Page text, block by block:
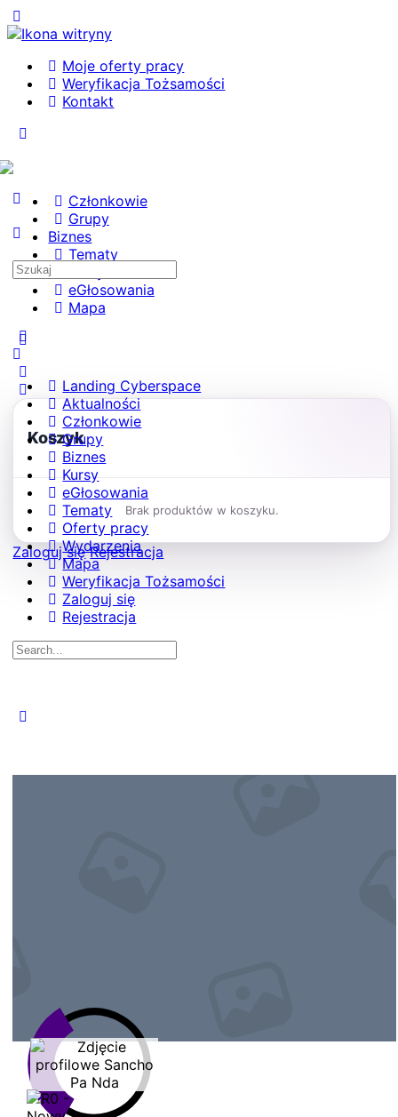
Side
Moje oferty pracy
Weryfikacja Tożsamości
Kontakt
Członkowie
Grupy
Biznes
Tematy
eGłosowania
Mapa
Koszyk
Brak produktów w koszyku.
Zaloguj się Rejestracja
Search
for:
Landing Cyberspace
Aktualności
Członkowie
Grupy
Biznes
Kursy
eGłosowania
Tematy
Oferty pracy
Wydarzenia
Mapa
Weryfikacja Tożsamości
Zaloguj się
Rejestracja
Search